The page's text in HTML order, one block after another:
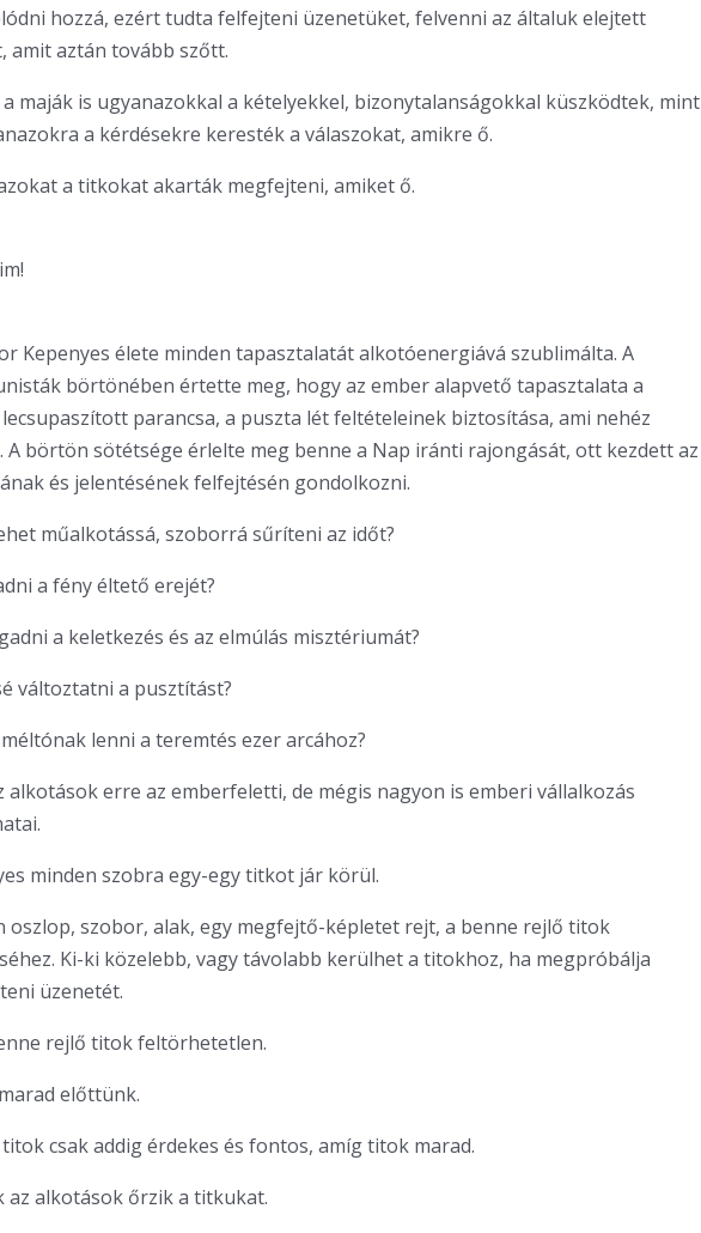
hozzá, ezért tudta felfejteni üzenetüket, felvenni az általuk elejtett
amit aztán tovább szőtt.
a maják is ugyanazokkal a kételyekkel, bizonytalanságokkal küszködtek, mint
a kérdésekre keresték a válaszokat, amikre ő.
a titkokat akarták megfejteni, amiket ő.
Kepenyes élete minden tapasztalatát alkotóenergiává szublimálta. A
börtönében értette meg, hogy az ember alapvető tapasztalata a
parancsa, a puszta lét feltételeinek biztosítása, ami nehéz
A börtön sötétsége érlelte meg benne a Nap iránti rajongását, ott kezdett az
és jelentésének felfejtésén gondolkozni.
műalkotássá, szoborrá sűríteni az időt?
a fény éltető erejét?
a keletkezés és az elmúlás misztériumát?
változtatni a pusztítást?
lenni a teremtés ezer arcához?
alkotások erre az emberfeletti, de mégis nagyon is emberi vállalkozás
minden szobra egy-egy titkot jár körül.
oszlop, szobor, alak, egy megfejtő-képletet rejt, a benne rejlő titok
Ki-ki közelebb, vagy távolabb kerülhet a titokhoz, ha megpróbálja
üzenetét.
rejlő titok feltörhetetlen.
előttünk.
csak addig érdekes és fontos, amíg titok marad.
az alkotások őrzik a titkukat.